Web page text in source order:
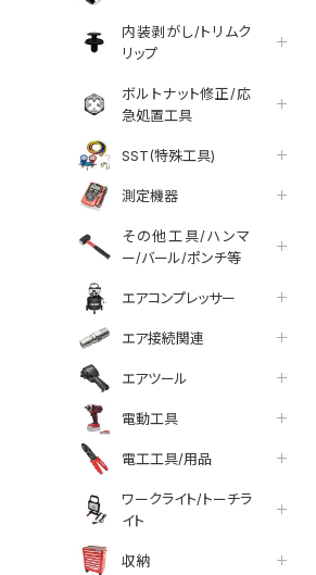
内装剥がし/トリムク
リップ
ボルトナット修正/応
急処置工具
SST(特殊工具)
測定機器
その他工具/ハンマ
ー/バール/ポンチ等
エアコンプレッサー
エア接続関連
エアツール
電動工具
電工工具/用品
ワークライト/トーチラ
イト
収納
facebook
line